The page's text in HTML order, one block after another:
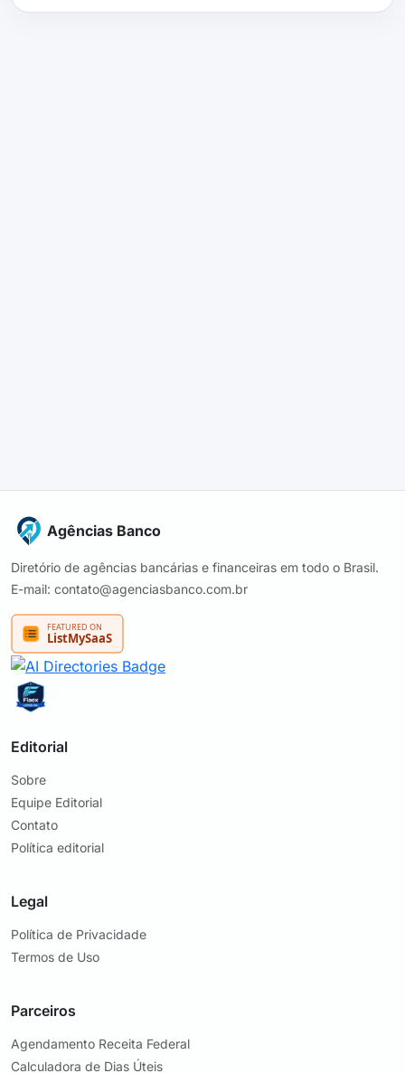
Agências Banco
Diretório de agências bancárias e financeiras em todo o Brasil.
E-mail: contato@agenciasbanco.com.br
Editorial
Sobre
Equipe Editorial
Contato
Política editorial
Legal
Política de Privacidade
Termos de Uso
Parceiros
Agendamento Receita Federal
Calculadora de Dias Úteis